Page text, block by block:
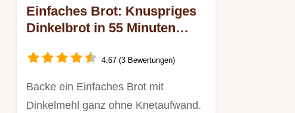
Einfaches Brot: Knuspriges
Dinkelbrot in 55 Minuten
4.67 (3 Bewertungen)
Backe ein Einfaches Brot mit
Dinkelmehl ganz ohne Knetaufwand.